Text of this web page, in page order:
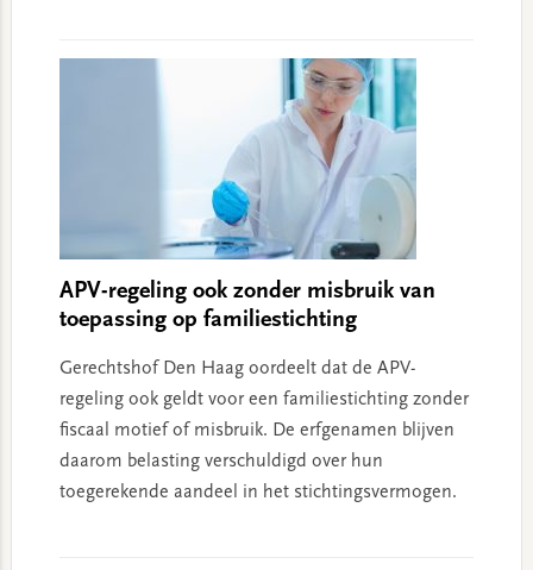
APV-regeling ook zonder misbruik van
toepassing op familiestichting
Gerechtshof Den Haag oordeelt dat de APV-
regeling ook geldt voor een familiestichting zonder
fiscaal motief of misbruik. De erfgenamen blijven
daarom belasting verschuldigd over hun
toegerekende aandeel in het stichtingsvermogen.